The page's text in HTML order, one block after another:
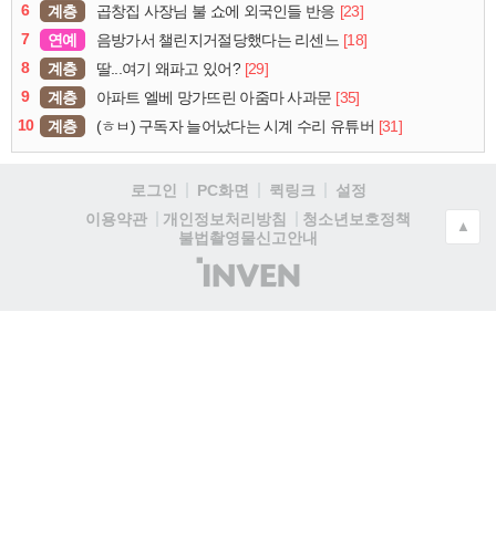
6
계층 곱창집 사장님 불 쇼에 외국인들 반응 [23]
7
연예 음방가서 챌린지거절당했다는 리센느 [18]
8
계층 딸...여기 왜파고 있어? [29]
9
계층 아파트 엘베 망가뜨린 아줌마 사과문 [35]
10
계층 (ㅎㅂ) 구독자 늘어났다는 시계 수리 유튜버 [31]
로그인 PC화면 퀵링크
설정
이용약관
개인정보처리방침
청소년보호정책
불법촬영물신고안내
(주)
인
▲